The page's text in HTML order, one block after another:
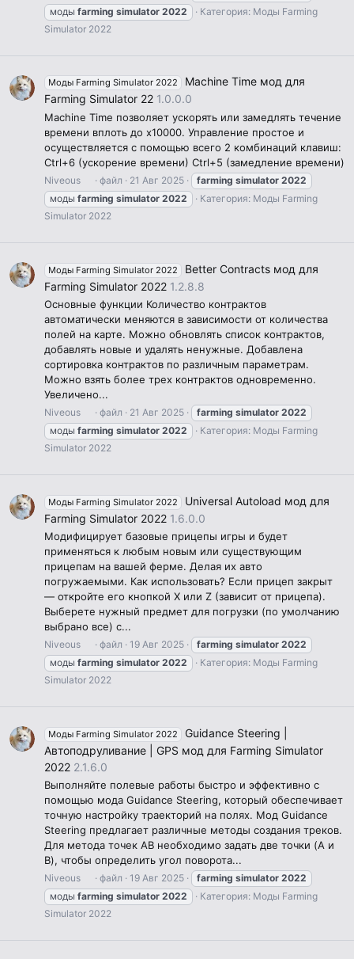
моды farming simulator 2022 Категория: Моды Farming
Simulator 2022
Моды Farming Simulator 2022
Machine Time мод для
Farming Simulator 22 1.0.0.0
Machine Time позволяет ускорять или замедлять течение
времени вплоть до x10000. Управление простое и
осуществляется с помощью всего 2 комбинаций клавиш:
Ctrl+6 (ускорение времени) Ctrl+5 (замедление времени)
Niveous файл 21 Авг 2025 farming simulator 2022
моды farming simulator 2022 Категория: Моды Farming
Simulator 2022
Моды Farming Simulator 2022
Better Contracts мод для
Farming Simulator 2022 1.2.8.8
Основные функции Количество контрактов
автоматически меняются в зависимости от количества
полей на карте. Можно обновлять список контрактов,
добавлять новые и удалять ненужные. Добавлена
сортировка контрактов по различным параметрам.
Можно взять более трех контрактов одновременно.
Увеличено...
Niveous файл 21 Авг 2025 farming simulator 2022
моды farming simulator 2022 Категория: Моды Farming
Simulator 2022
Моды Farming Simulator 2022
Universal Autoload мод для
Farming Simulator 2022 1.6.0.0
Модифицирует базовые прицепы игры и будет
применяться к любым новым или существующим
прицепам на вашей ферме. Делая их авто
погружаемыми. Как использовать? Если прицеп закрыт
— откройте его кнопкой X или Z (зависит от прицепа).
Выберете нужный предмет для погрузки (по умолчанию
выбрано все) с...
Niveous файл 19 Авг 2025 farming simulator 2022
моды farming simulator 2022 Категория: Моды Farming
Simulator 2022
Моды Farming Simulator 2022
Guidance Steering |
Автоподруливание | GPS мод для Farming Simulator
2022 2.1.6.0
Выполняйте полевые работы быстро и эффективно с
помощью мода Guidance Steering, который обеспечивает
точную настройку траекторий на полях. Мод Guidance
Steering предлагает различные методы создания треков.
Для метода точек AB необходимо задать две точки (A и
B), чтобы определить угол поворота...
Niveous файл 19 Авг 2025 farming simulator 2022
моды farming simulator 2022 Категория: Моды Farming
Simulator 2022